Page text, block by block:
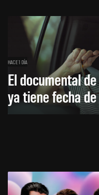
HACE 1 DÍA
El documental
ya tiene fecha